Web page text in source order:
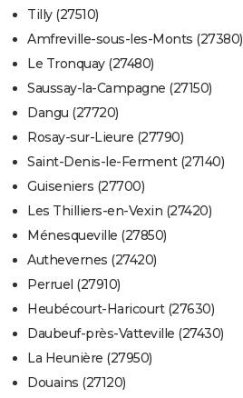
Tilly (27510)
Amfreville-sous-les-Monts (27380)
Le Tronquay (27480)
Saussay-la-Campagne (27150)
Dangu (27720)
Rosay-sur-Lieure (27790)
Saint-Denis-le-Ferment (27140)
Guiseniers (27700)
Les Thilliers-en-Vexin (27420)
Ménesqueville (27850)
Authevernes (27420)
Perruel (27910)
Heubécourt-Haricourt (27630)
Daubeuf-près-Vatteville (27430)
La Heunière (27950)
Douains (27120)